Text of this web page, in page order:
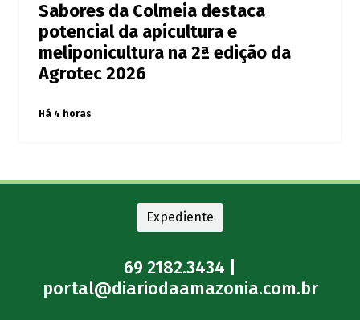
Sabores da Colmeia destaca
potencial da apicultura e
meliponicultura na 2ª edição da
Agrotec 2026
Há 4 horas
Expediente
69 2182.3434 |
portal@diariodaamazonia.com.br